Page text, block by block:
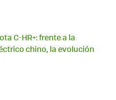
C-HR+: frente a la
chino, la evolución